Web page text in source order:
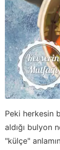
Peki herkesin
aldığı bulyon
"külçe"